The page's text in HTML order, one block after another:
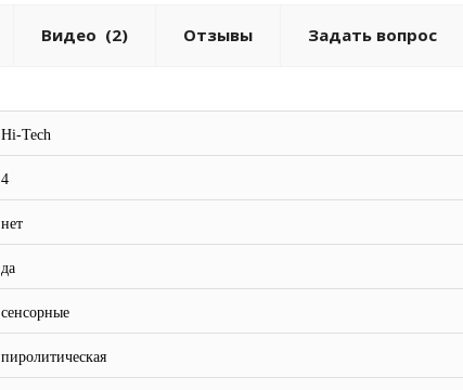
Видео (2) Отзывы Задать вопрос
Hi-Tech
4
нет
да
сенсорные
пиролитическая